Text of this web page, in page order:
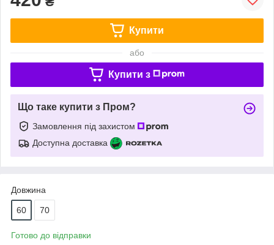
Купити
або
Купити з
Що таке купити з Пром?
Замовлення під захистом
Доступна доставка
Довжина
60 70
Готово до відправки